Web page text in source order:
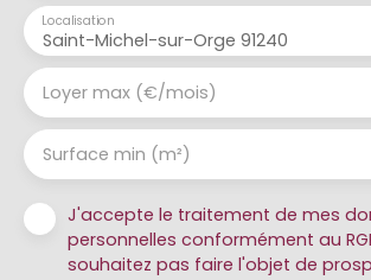
Saint-Michel-sur-Orge 91240
Localisation
Loyer max (€/mois)
Surface min (m²)
J'accepte le traitement de mes
personnelles conformément au
souhaitez pas faire l'objet de